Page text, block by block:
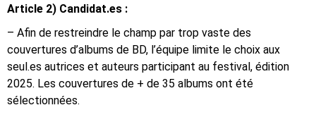
Article 2) Candidat.es :
– Afin de restreindre le champ par trop vaste des
couvertures d’albums de BD, l’équipe limite le choix aux
seul.es autrices et auteurs participant au festival, édition
2025. Les couvertures de + de 35 albums ont été
sélectionnées.